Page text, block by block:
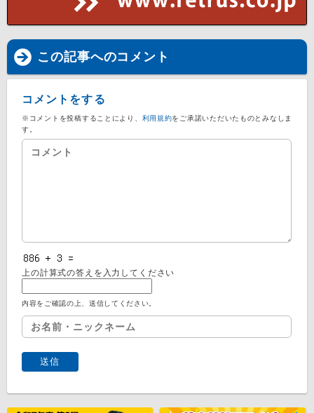
この記事へのコメント
コメントをする
※コメントを投稿することにより、 利用規約をご承諾いただいたものとみなしま
す。
上の計算式の答えを入力してください
内容をご確認の上、送信してください。